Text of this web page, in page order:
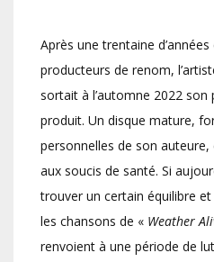
Après une trentaine
producteurs de renom,
sortait à l’automne 2022
produit. Un disque mature,
personnelles de son
aux soucis de santé. Si
trouver un certain équilibre
les chansons de « Weather
renvoient à une période de